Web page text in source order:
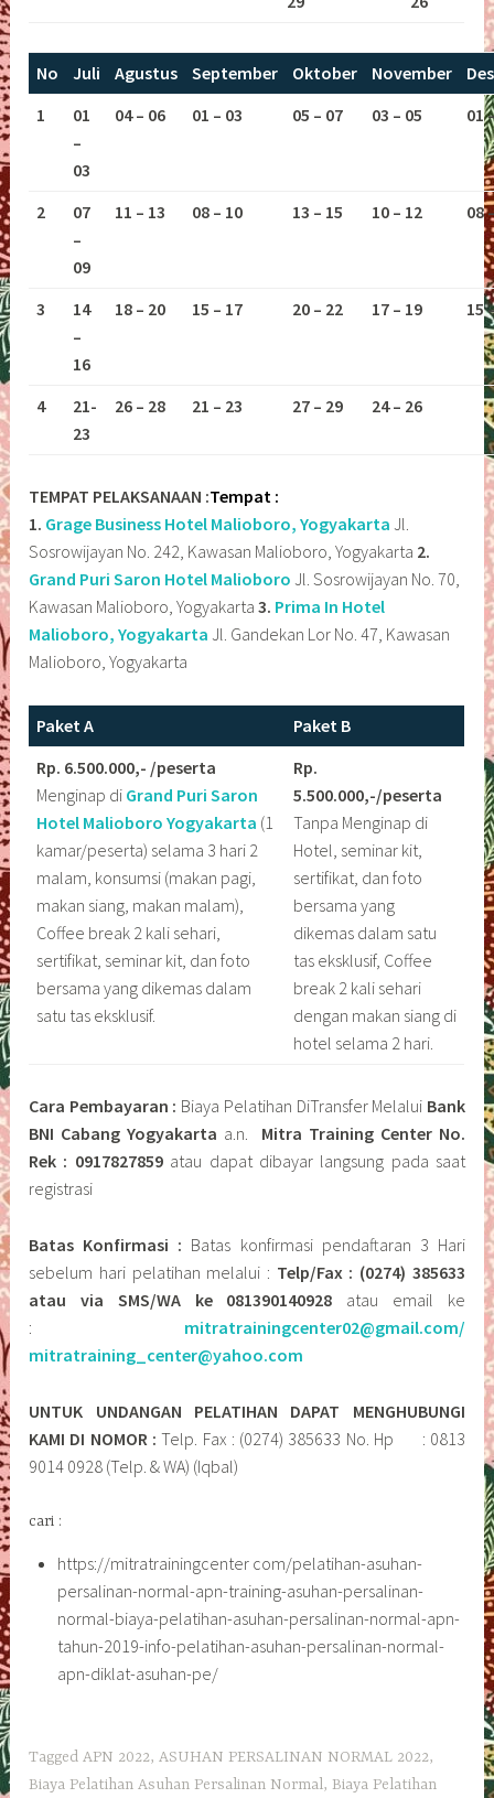
No Juli Agustus September Oktober November
1
01
–
03
04 – 06 01 – 03 05 – 07 03 – 05 01
2
07
–
09
11 – 13 08 – 10 13 – 15 10 – 12 08
3
14
–
16
18 – 20 15 – 17 20 – 22 17 – 19 15
4
21-
23
26 – 28 21 – 23 27 – 29 24 – 26
TEMPAT PELAKSANAAN :Tempat :
1. Grage Business Hotel Malioboro, Yogyakarta Jl.
Sosrowijayan No. 242, Kawasan Malioboro, Yogyakarta 2.
Grand Puri Saron Hotel Malioboro Jl. Sosrowijayan No. 70,
Kawasan Malioboro, Yogyakarta3. Prima In Hotel
Malioboro, Yogyakarta Jl. Gandekan Lor No. 47, Kawasan
Malioboro, Yogyakarta
Paket A
Paket B
Rp. 6.500.000,- /peserta
Menginap di Grand Puri Saron
Hotel Malioboro Yogyakarta (1
kamar/peserta) selama 3 hari 2
malam, konsumsi (makan pagi,
makan siang, makan malam),
Coffee break 2 kali sehari,
sertifikat, seminar kit, dan foto
bersama yang dikemas dalam
satu tas eksklusif.
Rp.
5.500.000,-/peserta
Tanpa Menginap di
Hotel, seminar kit,
sertifikat, dan foto
bersama yang
dikemas dalam satu
tas eksklusif, Coffee
break 2 kali sehari
dengan makan siang di
hotel selama 2 hari.
Cara Pembayaran : Biaya Pelatihan DiTransfer Melalui Bank
BNI Cabang Yogyakarta a.n. Mitra Training Center No.
Rek : 0917827859atau dapat dibayar langsung pada saat
registrasi
Batas Konfirmasi : Batas konfirmasi pendaftaran 3 Hari
sebelum hari pelatihan melalui : Telp/Fax : (0274) 385633
atau via SMS/WA ke 081390140928 atau email ke
:
mitratrainingcenter02@gmail.com/
mitratraining_center@yahoo.com
UNTUK UNDANGAN PELATIHAN DAPAT MENGHUBUNGI
KAMI DI NOMOR : Telp. Fax : (0274) 385633 No. Hp : 0813
9014 0928 (Telp. & WA) (Iqbal)
cari :
https://mitratrainingcenter com/pelatihan-asuhan-
persalinan-normal-apn-training-asuhan-persalinan-
normal-biaya-pelatihan-asuhan-persalinan-normal-apn-
tahun-2019-info-pelatihan-asuhan-persalinan-normal-
apn-diklat-asuhan-pe/
TaggedAPN 2022,ASUHAN PERSALINAN NORMAL 2022,
Biaya Pelatihan Asuhan Persalinan Normal, Biaya Pelatihan